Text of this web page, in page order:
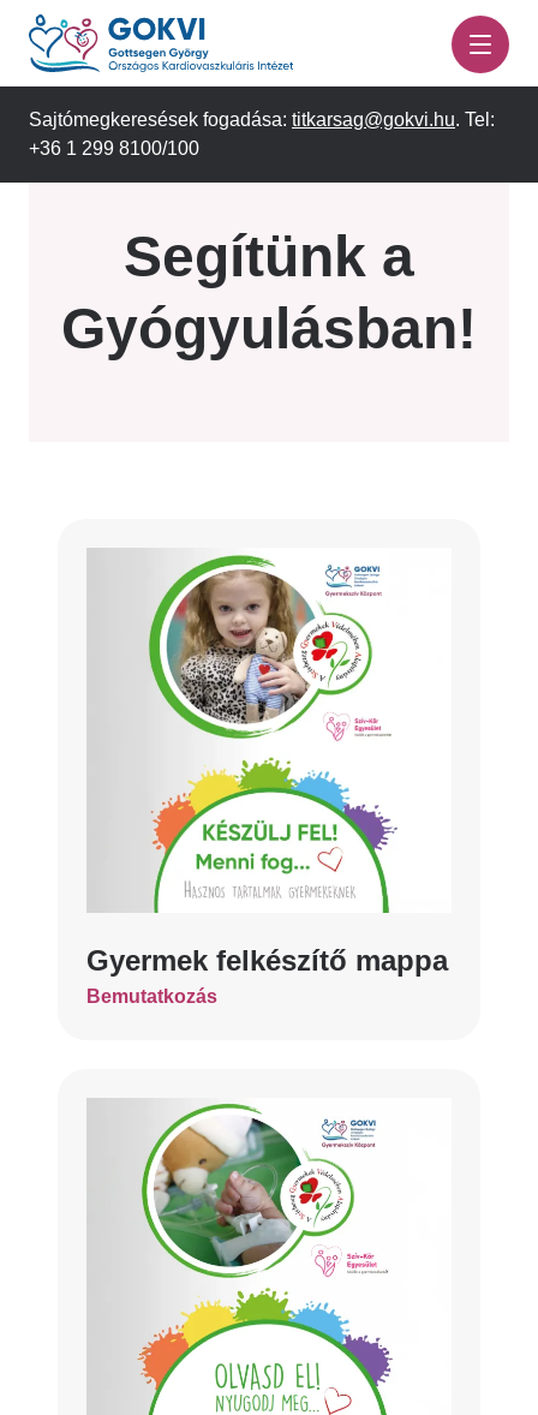
Ugrás
tartalomra
Sajtómegkeresések fogadása: titkarsag@gokvi.hu. Tel:
+36 1 299 8100/100
Segítünk a
Gyógyulásban!
Gyermek felkészítő mappa
Bemutatkozás